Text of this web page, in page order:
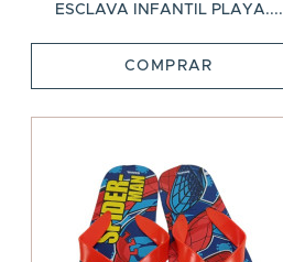
ESCLAVA INFANTIL PLAYA....
COMPRAR